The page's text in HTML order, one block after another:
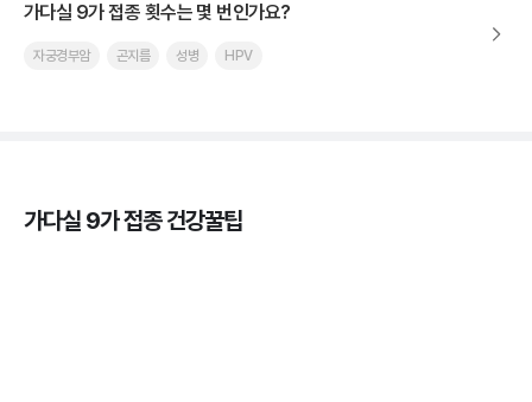
가다실 9가 접종 횟수는 몇 번인가요?
자궁경부암 곤지름 성병 HPV
가다실 9가 접종 건강꿀팁